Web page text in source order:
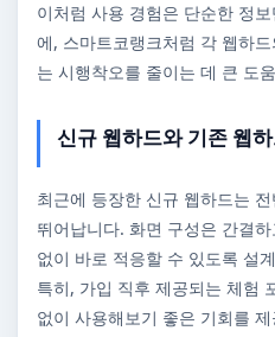
이처럼 사용 경험은 단순한 정
에, 스마트코랭크처럼 각 웹하
는 시행착오를 줄이는 데 큰 도
신규 웹하드와 기존 웹
최근에 등장한 신규 웹하드는
뛰어납니다. 화면 구성은 간결
없이 바로 적응할 수 있도록 설
특히, 가입 직후 제공되는 체험
없이 사용해보기 좋은 기회를